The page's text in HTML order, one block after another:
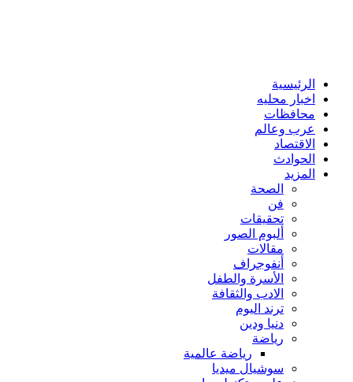
الرئيسية
اخبار محليه
محافظات
عرب وعالم
الاقتصاد
الحوادث
المزيد
الصحة
فن
تحقيقات
ألبوم الصور
مقالات
أنفوجراف
الأسرة والطفل
الادب والثقافة
ترند اليوم
دنيا ودين
رياضة
رياضة عالمية
سوشيال ميديا